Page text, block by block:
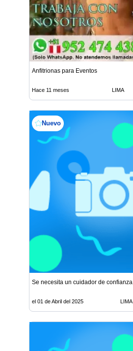
Anfitrionas para Eventos
Hace 11 meses LIMA
Nuevo
Se necesita un cuidador de confianza.
el 01 de Abril del 2025 LIMA